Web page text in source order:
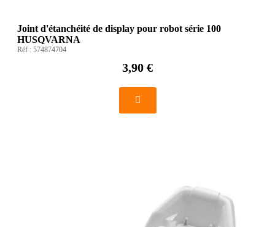
Joint d'étanchéité de display pour robot série 100
HUSQVARNA
Réf : 574874704
3,90 €